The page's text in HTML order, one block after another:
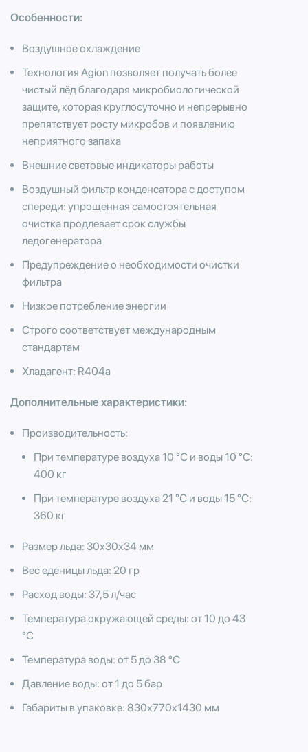
Особенности:
Воздушное охлаждение
Технология Agion позволяет получать более
чистый лёд благодаря микробиологической
защите, которая круглосуточно и непрерывно
препятствует росту микробов и появлению
неприятного запаха
Внешние световые индикаторы работы
Воздушный фильтр конденсатора с доступом
спереди: упрощенная самостоятельная
очистка продлевает срок службы
ледогенератора
Предупреждение о необходимости очистки
фильтра
Низкое потребление энергии
Строго соответствует международным
стандартам
Хладагент: R404a
Дополнительные характеристики:
Производительность:
При температуре воздуха 10 °С и воды 10 °С:
400 кг
При температуре воздуха 21 °С и воды 15 °С:
360 кг
Размер льда: 30х30х34 мм
Вес еденицы льда: 20 гр
Расход воды: 37,5 л/час
Температура окружающей среды: от 10 до 43
°С
Температура воды: от 5 до 38 °С
Давление воды: от 1 до 5 бар
Габариты в упаковке: 830x770x1430 мм